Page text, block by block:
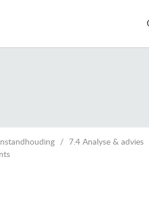
7.4 Analyse & advies